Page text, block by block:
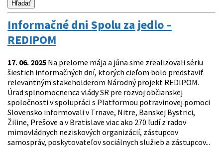
Informačné dni Spolu za jedlo –
REDIPOM
17. 06. 2025 Na prelome mája a júna sme zrealizovali sériu
šiestich informačných dní, ktorých cieľom bolo predstaviť
relevantným stakeholderom Národný projekt REDIPOM.
Úrad splnomocnenca vlády SR pre rozvoj občianskej
spoločnosti v spolupráci s Platformou potravinovej pomoci
Slovensko informovali v Trnave, Nitre, Banskej Bystrici,
Žiline, Prešove a v Bratislave viac ako 270 ľudí z radov
mimovládnych neziskových organizácií, zástupcov
samospráv, poskytovateľov sociálnych služieb a zástupcov...